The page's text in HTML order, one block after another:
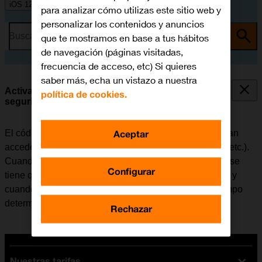
iOS 12.0
Busca por problema o tema
Activar o desactivar el uso del código de
seguridad
El código de seguridad evita que otras personas puedan
acceder al contenido del móvil (fotografías, mensajes, etc.).
Cuando el uso del código de seguridad está activado, se
tiene que introducir cada vez que se enciende el móvil y
cuando no ha sido utilizado durante un período de tiempo
determinado.
para analizar cómo utilizas este sitio web y
personalizar los contenidos y anuncios
que te mostramos en base a tus hábitos
de navegación (páginas visitadas,
frecuencia de acceso, etc) Si quieres
saber más, echa un vistazo a nuestra
política de cookies.
Configurar
Rechazar
Aceptar